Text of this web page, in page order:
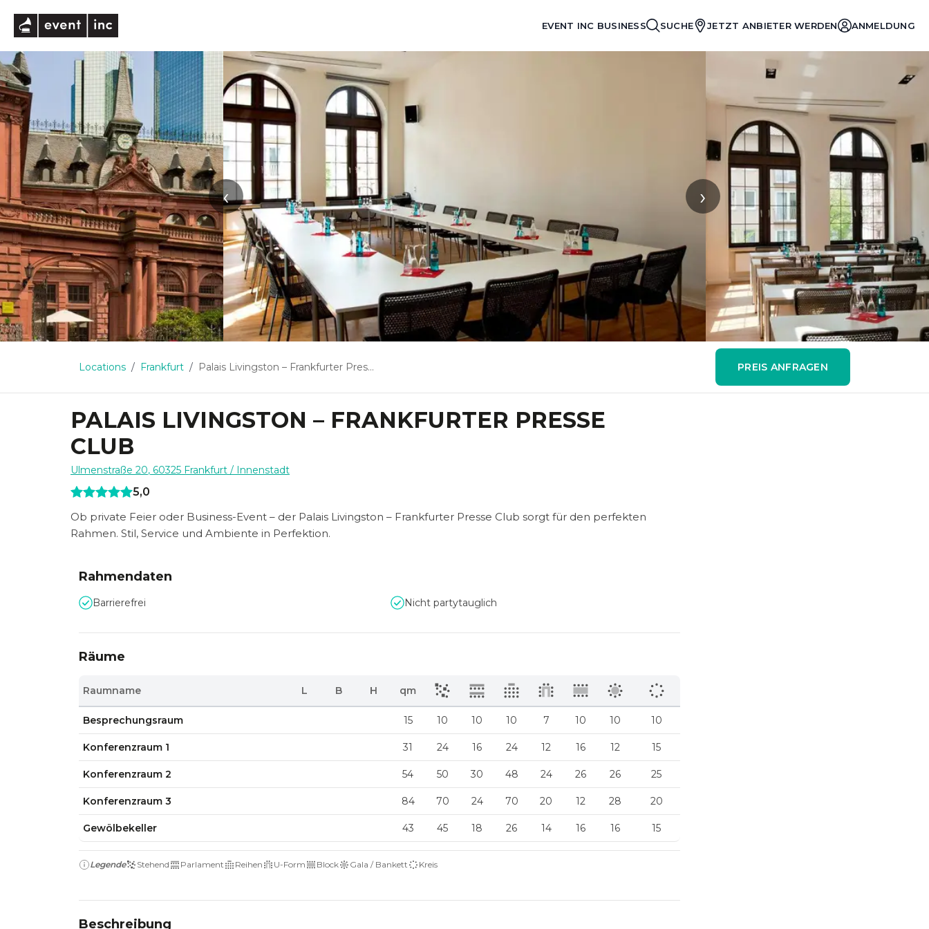
EVENT INC BUSINESS SUCHE JETZT ANBIETER WERDEN ANMELDUNG
‹ ›
Locations Frankfurt Palais Livingston – Frankfurter Presse Club PREIS ANFRAGEN
PALAIS LIVINGSTON – FRANKFURTER PRESSE
CLUB
Ulmenstraße 20, 60325 Frankfurt / Innenstadt
5,0
Ob private Feier oder Business-Event – der Palais Livingston – Frankfurter Presse Club sorgt für den perfekten
Rahmen. Stil, Service und Ambiente in Perfektion.
Rahmendaten
Barrierefrei Nicht partytauglich
Räume
Raumname L B H qm
Besprechungsraum 15 10 10 10 7 10 10 10
Konferenzraum 1 31 24 16 24 12 16 12 15
Konferenzraum 2 54 50 30 48 24 26 26 25
Konferenzraum 3 84 70 24 70 20 12 28 20
Gewölbekeller 43 45 18 26 14 16 16 15
Legende Stehend Parlament Reihen U-Form Block Gala / Bankett Kreis
Beschreibung